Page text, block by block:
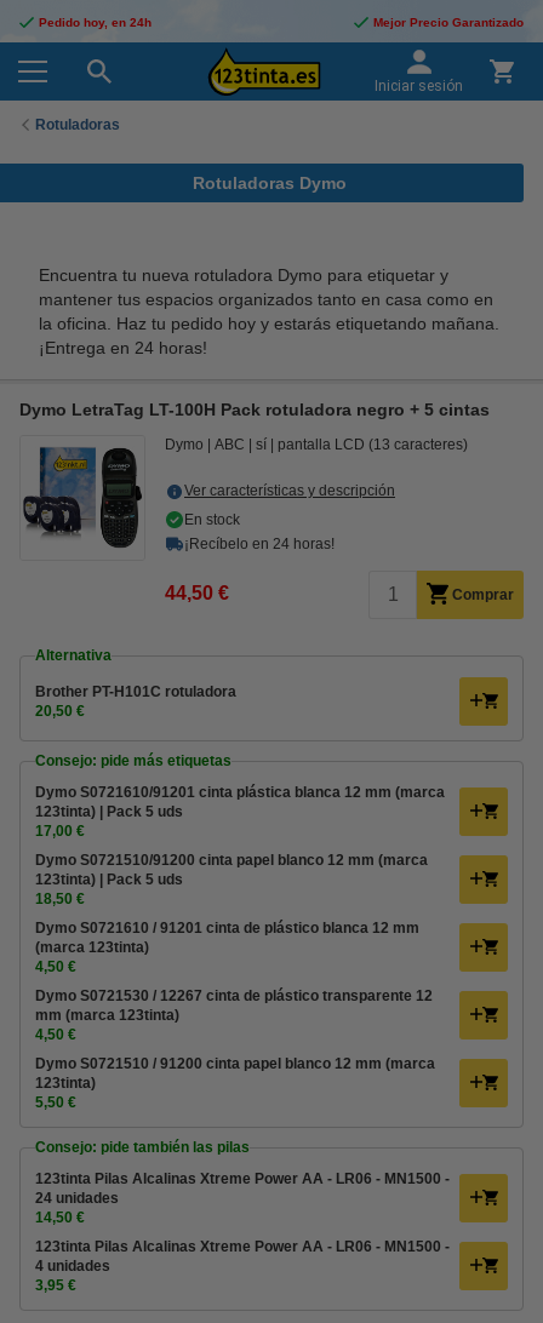
Pedido hoy, en 24h Mejor Precio Garantizado
Iniciar sesión
Rotuladoras
Rotuladoras Dymo
Encuentra tu nueva rotuladora Dymo para etiquetar y
mantener tus espacios organizados tanto en casa como en
la oficina. Haz tu pedido hoy y estarás etiquetando mañana.
¡Entrega en 24 horas!
Dymo LetraTag LT-100H Pack rotuladora negro + 5 cintas
Dymo ABC sí pantalla LCD (13 caracteres)
Ver características y descripción
En stock
¡Recíbelo en 24 horas!
44,50 € Comprar
Alternativa
Brother PT-H101C rotuladora
20,50 €
Consejo: pide más etiquetas
Dymo S0721610/91201 cinta plástica blanca 12 mm (marca
123tinta) | Pack 5 uds
17,00 €
Dymo S0721510/91200 cinta papel blanco 12 mm (marca
123tinta) | Pack 5 uds
18,50 €
Dymo S0721610 / 91201 cinta de plástico blanca 12 mm
(marca 123tinta)
4,50 €
Dymo S0721530 / 12267 cinta de plástico transparente 12
mm (marca 123tinta)
4,50 €
Dymo S0721510 / 91200 cinta papel blanco 12 mm (marca
123tinta)
5,50 €
Consejo: pide también las pilas
123tinta Pilas Alcalinas Xtreme Power AA - LR06 - MN1500 -
24 unidades
14,50 €
123tinta Pilas Alcalinas Xtreme Power AA - LR06 - MN1500 -
4 unidades
3,95 €